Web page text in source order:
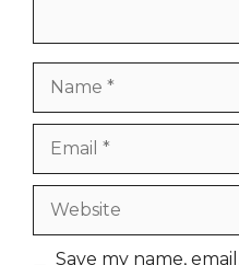
Save my name,